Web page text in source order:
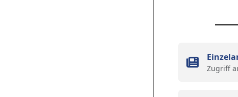
Zugriff